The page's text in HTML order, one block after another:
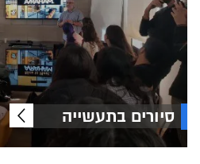
סיורים בתעשייה